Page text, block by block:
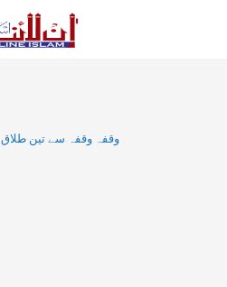
وقفہ وقفہ سے تین طلاق